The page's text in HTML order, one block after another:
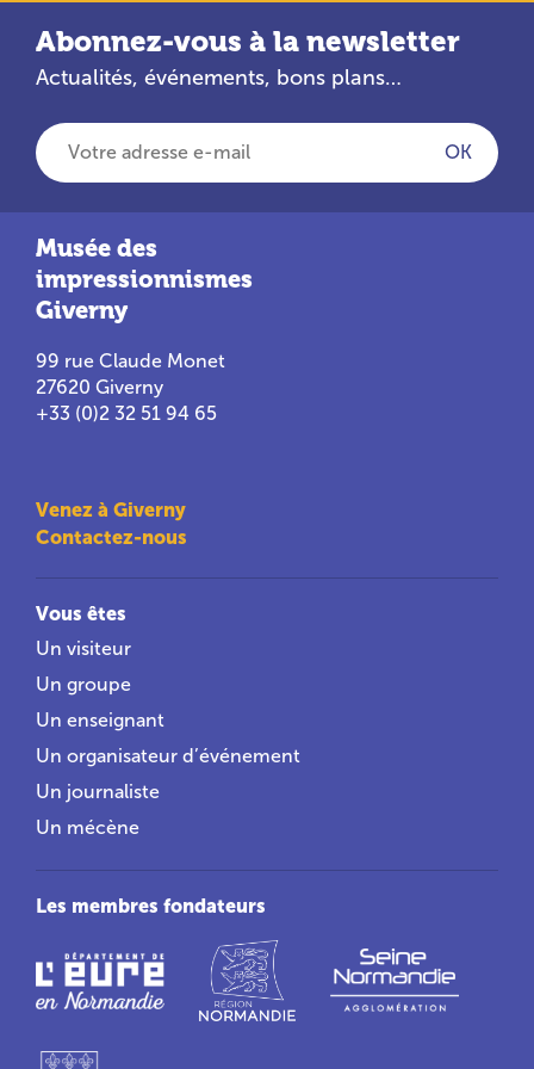
Abonnez-vous à la newsletter
Actualités, événements, bons plans…
Votre adresse e-mail
OK
Musée des
impressionnismes
Giverny
99 rue Claude Monet
27620 Giverny
+33 (0)2 32 51 94 65
Venez à Giverny
Contactez-nous
Vous êtes
Un visiteur
Un groupe
Un enseignant
Un organisateur d’événement
Un journaliste
Un mécène
Les membres fondateurs